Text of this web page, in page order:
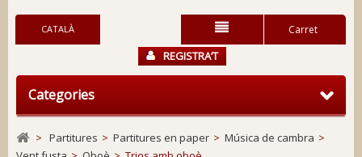
Carret
CATALÀ
REGISTRA’T
Categories
> Partitures > Partitures en paper > Música de cambra >